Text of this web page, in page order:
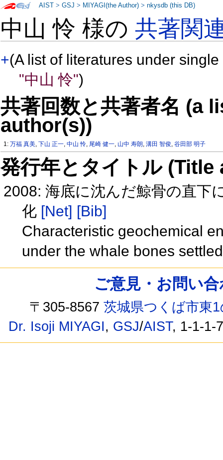
中山 怜 様の共著関
+(A list of literatures under
"中山 怜")
共著回数と共著者名 (a
author(s))
1:万福 真美,下山 正一,中山 怜, 尾崎 健一, 山中 寿朗,溝田 智俊,谷田部 明子
発行年とタイトル
2008: 海底に沈んだ鯨骨の直下
化 [Net] [Bib]
Characteristic geochemical
under the whale bones
AIST >GSJ > MIYAGI(the Author) >nkysdb (this DB)
ご意見・お問い
〒305-8567茨城県つくば市東
Dr. Isoji MIYAGI, GSJ/AIST, 1-1-1-